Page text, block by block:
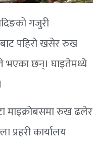
गजुरी
पहिरो खसेर रुख
भएका छन्। घाइतेमध्ये
माइक्रोबसमा रुख ढलेर
प्रहरी कार्यालय